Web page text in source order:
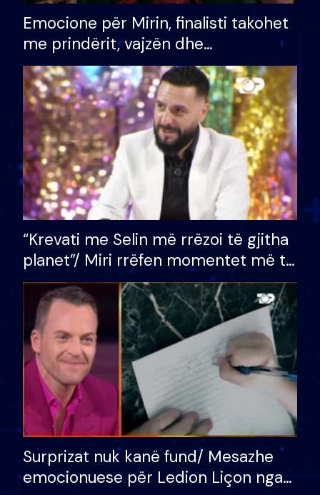
Emocione për Mirin, finalisti takohet
me prindërit, vajzën dhe
bashkëshorten: S’kemi ndonjë letër
divorci apo jo?
“Krevati me Selin më rrëzoi të gjitha
planet”/ Miri rrëfen momentet më të
bukura në shtëpinë e BB VIP: Do më
mungojë zilja e mëngjesit kur…
Surprizat nuk kanë fund/ Mesazhe
emocionuese për Ledion Liçon nga